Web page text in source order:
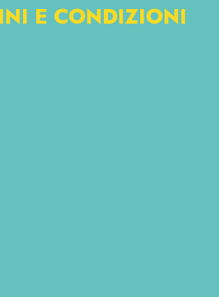
E CONDIZIONI